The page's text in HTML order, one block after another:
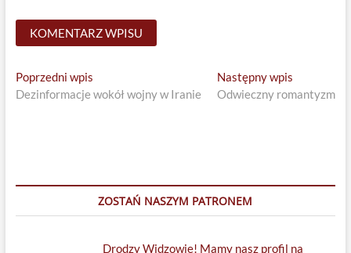
Nawigacja
wpisu
Poprzedni wpisPrevious
post:
Dezinformacje wokół wojny w Iranie
Następny wpis
post:
Odwieczny romantyzm
ZOSTAŃ NASZYM PATRONEM
Drodzy Widzowie! Mamy nasz profil na